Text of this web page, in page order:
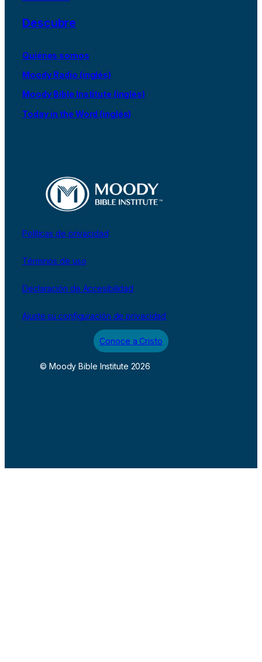
Descubre
Quiénes somos
Moody Radio (inglés)
Moody Bible Institute (inglés)
Today in the Word (inglés)
Políticas de privacidad
Términos de uso
Declaración de Accesibilidad
Ajuste su configuración de privacidad
Conoce a Cristo
© Moody Bible Institute 2026